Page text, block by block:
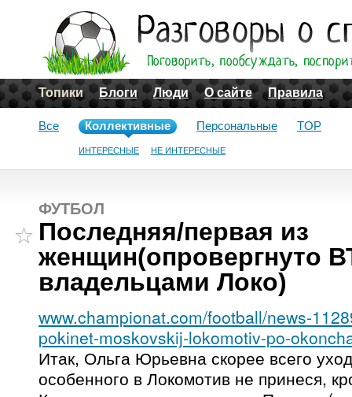
Топики Блоги Люди О сайте Правила
Все Коллективные
ИНТЕРЕСНЫЕ НЕ ИНТЕРЕСНЫЕ
Персональные TOP
ФУТБОЛ
Последняя/первая из
женщин(опровергнуто
владельцами Локо)
www.championat.com/football/news-
pokinet-moskovskij-lokomotiv-po-
Итак, Ольга Юрьевна скорее всего
особенного в Локомотив не принеся,